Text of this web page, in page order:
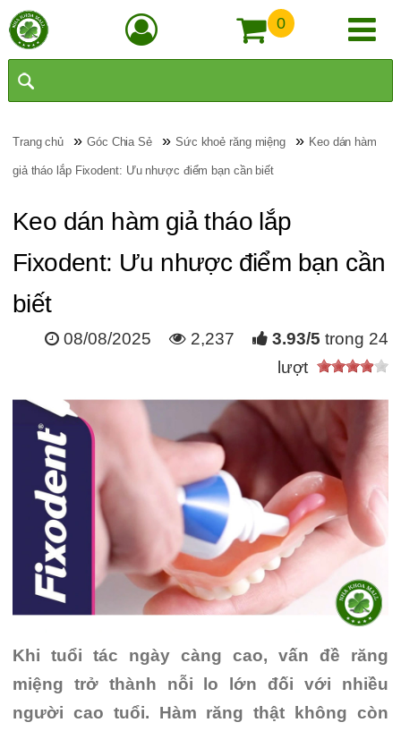
0
Trang chủ »Góc Chia Sẻ » Sức khoẻ răng miệng » Keo dán hàm
giả tháo lắp Fixodent: Ưu nhược điểm bạn cần biết
Keo dán hàm giả tháo lắp
Fixodent: Ưu nhược điểm bạn cần
biết
08/08/2025 2,237 3.93/5 trong 24
lượt
Khi tuổi tác ngày càng cao, vấn đề răng
miệng trở thành nỗi lo lớn đối với nhiều
người cao tuổi. Hàm răng thật không còn